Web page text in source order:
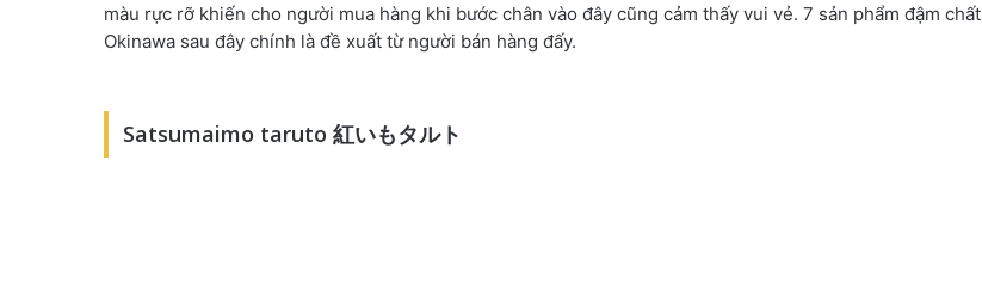
màu rực rỡ khiến cho người mua hàng khi bước chân vào đây cũng cảm thấy vui vẻ. 7 sản phẩm đậm chất
Okinawa sau đây chính là đề xuất từ người bán hàng đấy.
Satsumaimo taruto 紅いもタルト